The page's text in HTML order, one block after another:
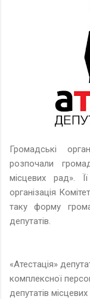
Громадські
розпочали
місцевих рад».
організація
таку форму
депутатів.
«Атестація»
комплексної
депутатів